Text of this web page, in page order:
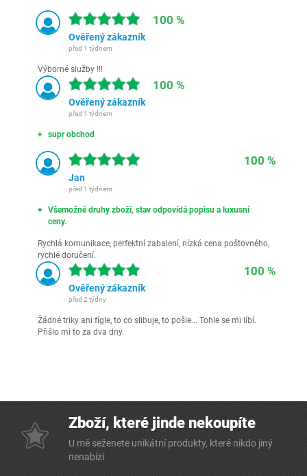
100 %
Ověřený zákazník
před 1 týdnem
Výborné služby !!!
100 %
Ověřený zákazník
před 1 týdnem
supr obchod
100 %
Jan
před 1 týdnem
Všemožné druhy zboží, stav odpovídá popisu a luxusní
ceny.
Rychlá komunikace, perfektní zabalení, nízká cena poštovného,
rychlé doručení.
100 %
Ověřený zákazník
před 2 týdny
Žádné triky ani fígle, to co slibuje, to pošle... Tohle se mi líbí.
Přišlo mi to za dva dny.
Zboží, které jinde nekoupíte
U mě seženete unikátní produkty, které nikdo jiný
nenabízí